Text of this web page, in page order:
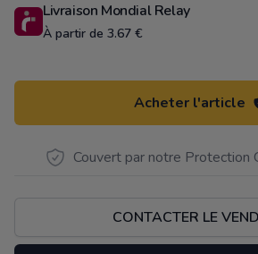
Livraison Mondial Relay
À partir de 3.67 €
Acheter l'article
Couvert par notre Protection
CONTACTER LE